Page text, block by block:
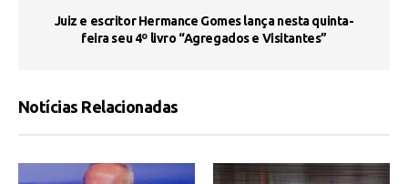
Juiz e escritor Hermance Gomes lança nesta quinta-
feira seu 4º livro “Agregados e Visitantes”
Notícias Relacionadas